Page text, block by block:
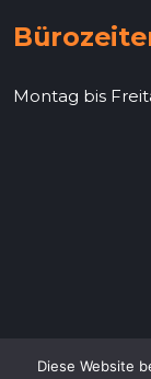
Montag bis
Diese Website